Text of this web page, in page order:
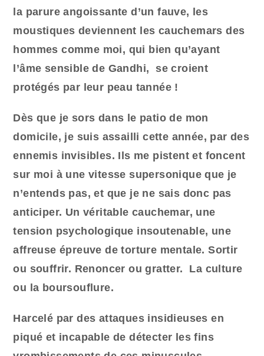
la parure angoissante d’un fauve, les
moustiques deviennent les cauchemars des
hommes comme moi, qui bien qu’ayant
l’âme sensible de Gandhi, se croient
protégés par leur peau tannée !
Dès que je sors dans le patio de mon
domicile, je suis assailli cette année, par des
ennemis invisibles. Ils me pistent et foncent
sur moi à une vitesse supersonique que je
n’entends pas, et que je ne sais donc pas
anticiper. Un véritable cauchemar, une
tension psychologique insoutenable, une
affreuse épreuve de torture mentale. Sortir
ou souffrir. Renoncer ou gratter. La culture
ou la boursouflure.
Harcelé par des attaques insidieuses en
piqué et incapable de détecter les fins